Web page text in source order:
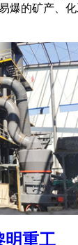
爆的矿产、
明重工